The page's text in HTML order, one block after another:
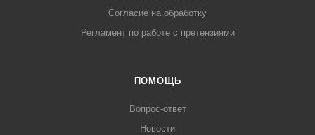
Согласие на обработку
Регламент по работе с претензиями
ПОМОЩЬ
Вопрос-ответ
Новости